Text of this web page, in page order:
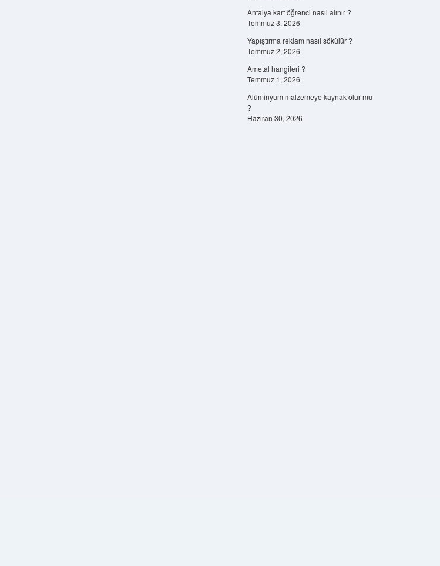
Antalya kart öğrenci nasıl alınır ?
Temmuz 3, 2026
Yapıştırma reklam nasıl sökülür ?
Temmuz 2, 2026
Ametal hangileri ?
Temmuz 1, 2026
Alüminyum malzemeye kaynak olur mu
?
Haziran 30, 2026